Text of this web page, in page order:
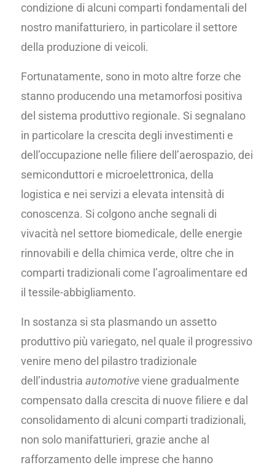
condizione di alcuni comparti fondamentali del
nostro manifatturiero, in particolare il settore
della produzione di veicoli.
Fortunatamente, sono in moto altre forze che
stanno producendo una metamorfosi positiva
del sistema produttivo regionale. Si segnalano
in particolare la crescita degli investimenti e
dell’occupazione nelle filiere dell’aerospazio, dei
semiconduttori e microelettronica, della
logistica e nei servizi a elevata intensità di
conoscenza. Si colgono anche segnali di
vivacità nel settore biomedicale, delle energie
rinnovabili e della chimica verde, oltre che in
comparti tradizionali come l’agroalimentare ed
il tessile-abbigliamento.
In sostanza si sta plasmando un assetto
produttivo più variegato, nel quale il progressivo
venire meno del pilastro tradizionale
dell’industria automotiveviene gradualmente
compensato dalla crescita di nuove filiere e dal
consolidamento di alcuni comparti tradizionali,
non solo manifatturieri, grazie anche al
rafforzamento delle imprese che hanno